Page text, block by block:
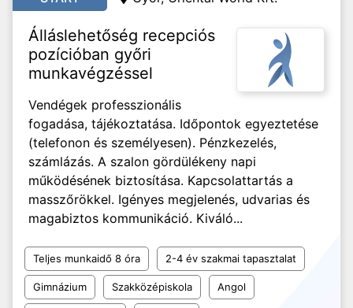
Álláslehetőség recepciós
pozícióban győri
munkavégzéssel
Vendégek professzionális
fogadása, tájékoztatása. Időpontok egyeztetése
(telefonon és személyesen). Pénzkezelés,
számlázás. A szalon gördülékeny napi
működésének biztosítása. Kapcsolattartás a
masszőrökkel. Igényes megjelenés, udvarias és
magabiztos kommunikáció. Kiváló...
Teljes munkaidő 8 óra 2-4 év szakmai tapasztalat
Gimnázium Szakközépiskola Angol